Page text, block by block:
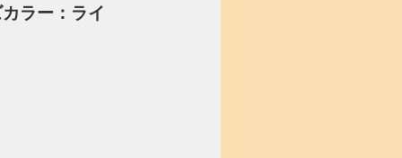
ラー：ライ